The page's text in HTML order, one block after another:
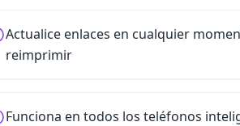
Actualice enlaces en cualquier
reimprimir
Funciona en todos los teléfonos